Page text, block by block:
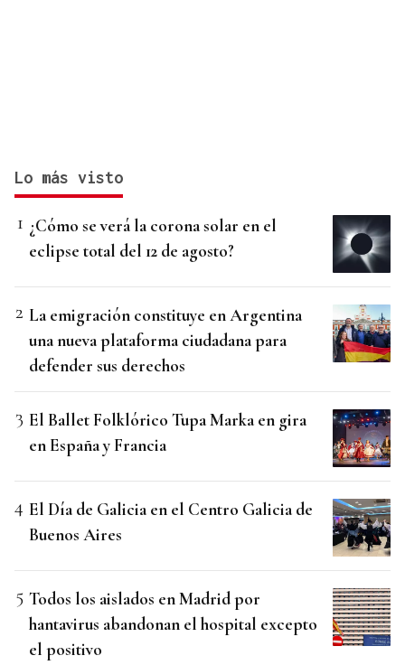
Lo más visto
¿Cómo se verá la corona solar en el
eclipse total del 12 de agosto?
La emigración constituye en Argentina
una nueva plataforma ciudadana para
defender sus derechos
El Ballet Folklórico Tupa Marka en gira
en España y Francia
El Día de Galicia en el Centro Galicia de
Buenos Aires
Todos los aislados en Madrid por
hantavirus abandonan el hospital excepto
el positivo